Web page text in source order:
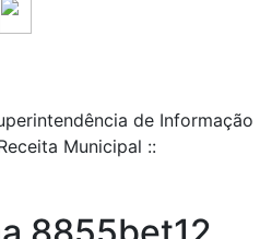
de Informação
Municipal ::